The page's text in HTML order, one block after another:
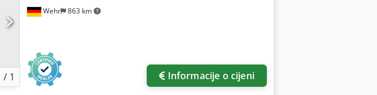
/ 1
Wehr 863 km
Informacije o cijeni